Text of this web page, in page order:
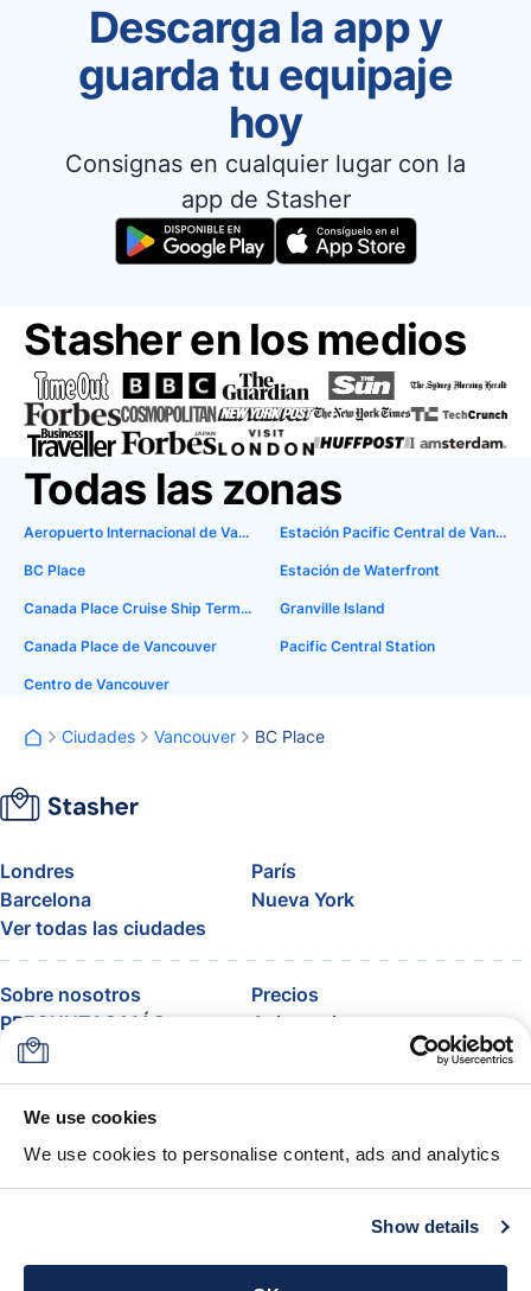
We use cookies
We use cookies to personalise content, ads and analytics
Show details
Descarga la app y
guarda tu equipaje
hoy
Consignas en cualquier lugar con la
app de Stasher
Stasher en los medios
Todas las zonas
Aeropuerto Internacional de Vancouver
BC Place
Canada Place Cruise Ship Terminal
Canada Place de Vancouver
Centro de Vancouver
Estación Pacific Central de Vancouver
Estación de Waterfront
Granville Island
Pacific Central Station
Ciudades Vancouver BC Place
Londres
París
Barcelona
Nueva York
Ver todas las ciudades
Sobre nosotros
Precios
PREGUNTAS MÁS
FRECUENTES
Asistencia
Blog
Únete al programa de
aerolíneas
La garantía Stasher
Términos y condiciones
Descarga la app